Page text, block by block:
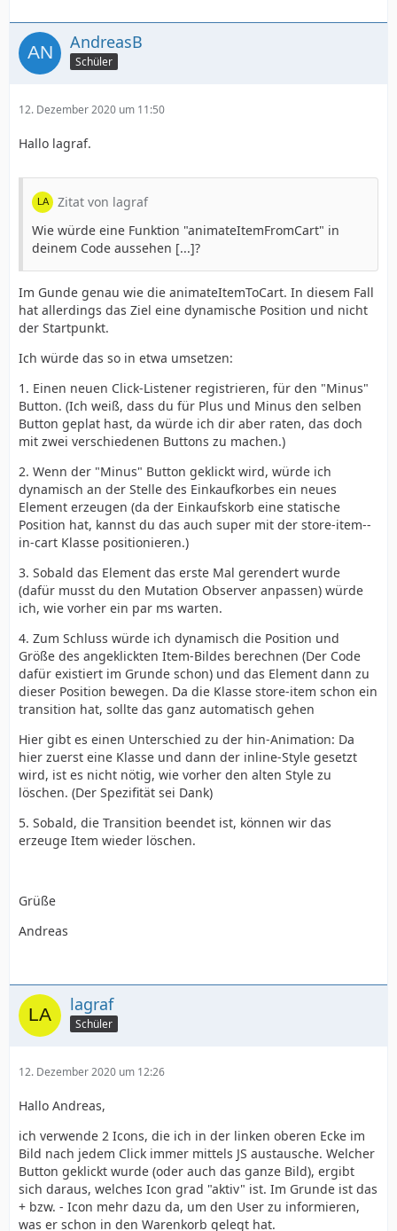
AndreasB
Schüler
12. Dezember 2020 um 11:50
Hallo lagraf.
Zitat von lagraf
Wie würde eine Funktion "animateItemFromCart" in
deinem Code aussehen [...]?
Im Gunde genau wie die animateItemToCart. In diesem Fall
hat allerdings das Ziel eine dynamische Position und nicht
der Startpunkt.
Ich würde das so in etwa umsetzen:
1. Einen neuen Click-Listener registrieren, für den "Minus"
Button. (Ich weiß, dass du für Plus und Minus den selben
Button geplat hast, da würde ich dir aber raten, das doch
mit zwei verschiedenen Buttons zu machen.)
2. Wenn der "Minus" Button geklickt wird, würde ich
dynamisch an der Stelle des Einkaufkorbes ein neues
Element erzeugen (da der Einkaufskorb eine statische
Position hat, kannst du das auch super mit der store-item--
in-cart Klasse positionieren.)
3. Sobald das Element das erste Mal gerendert wurde
(dafür musst du den Mutation Observer anpassen) würde
ich, wie vorher ein par ms warten.
4. Zum Schluss würde ich dynamisch die Position und
Größe des angeklickten Item-Bildes berechnen (Der Code
dafür existiert im Grunde schon) und das Element dann zu
dieser Position bewegen. Da die Klasse store-item schon ein
transition hat, sollte das ganz automatisch gehen
Hier gibt es einen Unterschied zu der hin-Animation: Da
hier zuerst eine Klasse und dann der inline-Style gesetzt
wird, ist es nicht nötig, wie vorher den alten Style zu
löschen. (Der Spezifität sei Dank)
5. Sobald, die Transition beendet ist, können wir das
erzeuge Item wieder löschen.
Grüße
Andreas
lagraf
Schüler
12. Dezember 2020 um 12:26
Hallo Andreas,
ich verwende 2 Icons, die ich in der linken oberen Ecke im
Bild nach jedem Click immer mittels JS austausche. Welcher
Button geklickt wurde (oder auch das ganze Bild), ergibt
sich daraus, welches Icon grad "aktiv" ist. Im Grunde ist das
+ bzw. - Icon mehr dazu da, um den User zu informieren,
was er schon in den Warenkorb gelegt hat.